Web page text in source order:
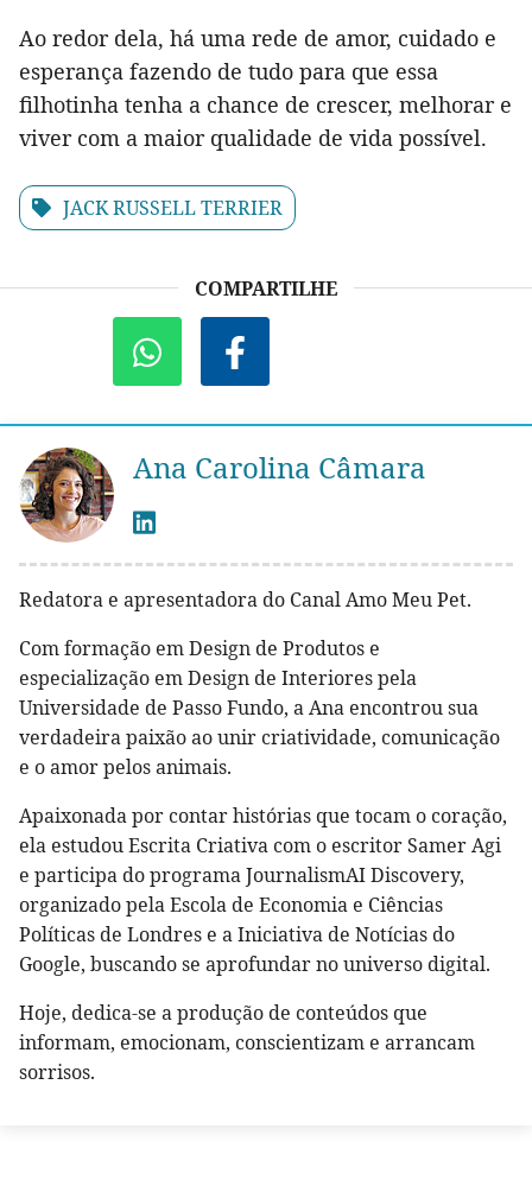
Ao redor dela, há uma rede de amor, cuidado e
esperança fazendo de tudo para que essa
filhotinha tenha a chance de crescer, melhorar e
viver com a maior qualidade de vida possível.
JACK RUSSELL TERRIER
COMPARTILHE
Ana Carolina Câmara
Redatora e apresentadora do Canal Amo Meu Pet.
Com formação em Design de Produtos e
especialização em Design de Interiores pela
Universidade de Passo Fundo, a Ana encontrou sua
verdadeira paixão ao unir criatividade, comunicação
e o amor pelos animais.
Apaixonada por contar histórias que tocam o coração,
ela estudou Escrita Criativa com o escritor Samer Agi
e participa do programa JournalismAI Discovery,
organizado pela Escola de Economia e Ciências
Políticas de Londres e a Iniciativa de Notícias do
Google, buscando se aprofundar no universo digital.
Hoje, dedica-se a produção de conteúdos que
informam, emocionam, conscientizam e arrancam
sorrisos.